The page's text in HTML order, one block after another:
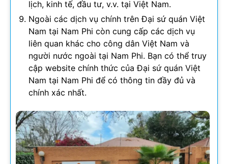
lịch, kinh tế, đầu tư, v.v. tại Việt Nam.
Ngoài các dịch vụ chính trên Đại sứ quán Việt
Nam tại Nam Phi còn cung cấp các dịch vụ
liên quan khác cho công dân Việt Nam và
người nước ngoài tại Nam Phi. Bạn có thể truy
cập website chính thức của Đại sứ quán Việt
Nam tại Nam Phi để có thông tin đầy đủ và
chính xác nhất.